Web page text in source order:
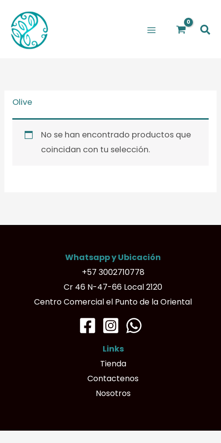
contenido
Olive
No se han encontrado productos que
coincidan con tu selección.
Whatsapp y Ubicación
+57 3002710778
Cr 46 N-47-66 Local 2120
Centro Comercial el Punto de la Oriental
Links
Tienda
Contactenos
Nosotros